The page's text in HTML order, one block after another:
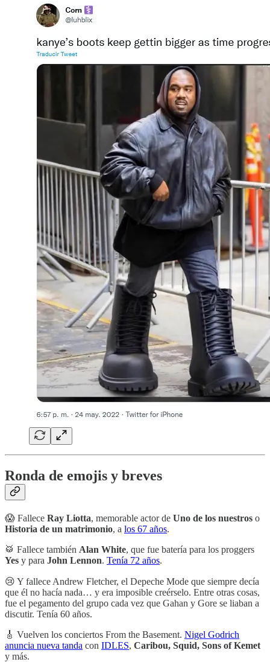
Ronda de emojis y breves
😱 Fallece Ray Liotta, memorable actor de Uno de los nuestros o
Historia de un matrimonio, a los 67 años.
🥁 Fallece también Alan White, que fue batería para los proggers
Yes y para John Lennon. Tenía 72 años.
😢 Y fallece Andrew Fletcher, el Depeche Mode que siempre decía
que él no hacía nada… y era imposible creérselo. Entre otras cosas,
fue el pegamento del grupo cada vez que Gahan y Gore se liaban a
discutir. Tenía 60 años.
🎸 Vuelven los conciertos From the Basement. Nigel Godrich
anuncia nueva tanda con IDLES, Caribou, Squid, Sons of Kemet
y más.